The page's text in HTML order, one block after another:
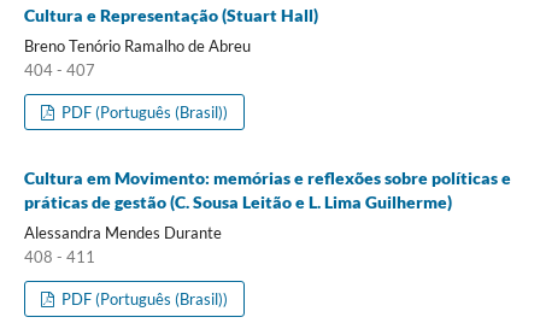
Cultura e Representação (Stuart Hall)
Breno Tenório Ramalho de Abreu
404 - 407
PDF (Português (Brasil))
Cultura em Movimento: memórias e reflexões sobre políticas e
práticas de gestão (C. Sousa Leitão e L. Lima Guilherme)
Alessandra Mendes Durante
408 - 411
PDF (Português (Brasil))